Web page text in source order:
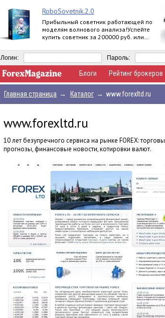
RoboSovetnik.2.0
Прибыльный советник работающей по
моделям волнового анализа!Успейте
купить советник за 200000 руб. или
программе
Логин: Пароль:
Блоги Рейтинг брокеров
Главная страница → Каталог → www.forexltd.ru
www.forexltd.ru
10 лет безупречного сервиса на рынке FOREX:
прогнозы, финансовые новости, котировки валют.